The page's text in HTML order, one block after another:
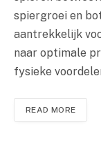
spiergroei en
aantrekkelijk
naar optimale
fysieke
READ MORE